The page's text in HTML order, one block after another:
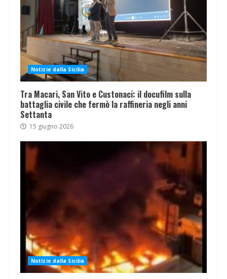
Notizie dalla Sicilia
Tra Macari, San Vito e Custonaci: il docufilm sulla
battaglia civile che fermò la raffineria negli anni
Settanta
15 giugno 2026
Notizie dalla Sicilia